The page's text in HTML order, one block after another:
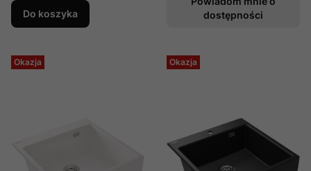
Do koszyka
dostępności
Okazja Okazja